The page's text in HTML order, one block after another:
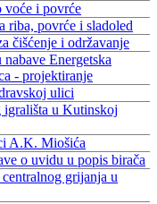
voće i povrće
riba, povrće i sladoled
čišćenje i održavanje
Energetska
- projektiranje
ulici
igrališta u Kutinskoj
A.K. Miošića
o uvidu u popis birača
grijanja u